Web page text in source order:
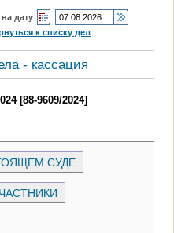
дату
к списку дел
- кассация
[88-9609/2024]
СУДЕ